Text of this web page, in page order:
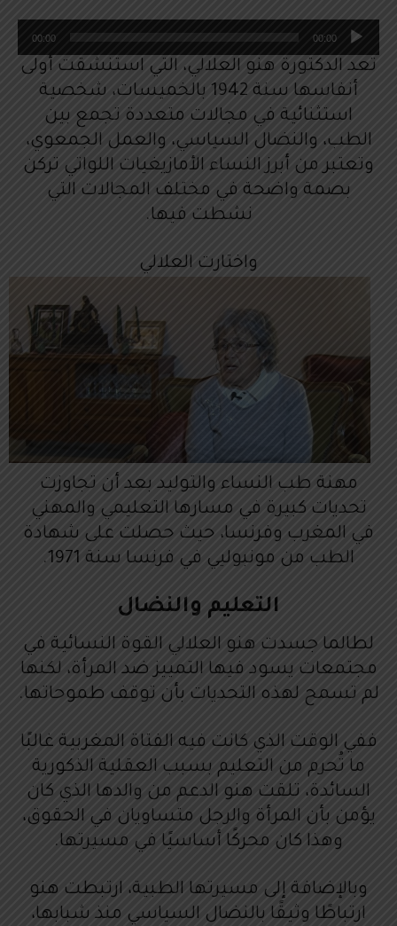
م
ش
غ
ل
ل
ص
و
00:00
00:00
تعد الدكتورة هنو العلالي، التي استنشقت أولى
أنفاسها سنة 1942 بالخميسات، شخصية
استثنائية في مجالات متعددة تجمع بين
الطب، والنضال السياسي، والعمل الجمعوي،
وتعتبر من أبرز النساء الأمازيغيات اللواتي تركن
بصمة واضحة في مختلف المجالات التي
نشطت فيها.
واختارت العلالي
مهنة طب النساء والتوليد بعد أن تجاوزت
تحديات كبيرة في مسارها التعليمي والمهني
في المغرب وفرنسا، حيث حصلت على شهادة
الطب من مونبوليي في فرنسا سنة 1971.
التعليم والنضال
لطالما جسدت هنو العلالي القوة النسائية في
مجتمعات يسود فيها التمييز ضد المرأة، لكنها
لم تسمح لهذه التحديات بأن توقف طموحاتها.
ففي الوقت الذي كانت فيه الفتاة المغربية غالبًا
ما تُحرم من التعليم بسبب العقلية الذكورية
السائدة، تلقت هنو الدعم من والدها الذي كان
يؤمن بأن المرأة والرجل متساويان في الحقوق،
وهذا كان محركًا أساسيًا في مسيرتها.
وبالإضافة إلى مسيرتها الطبية، ارتبطت هنو
ارتباطًا وثيقًا بالنضال السياسي منذ شبابها،